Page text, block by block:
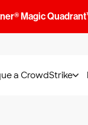
Magic
a CrowdStrike